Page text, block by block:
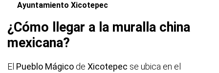
Ayuntamiento Xicotepec
¿Cómo llegar a la muralla china
mexicana?
El Pueblo Mágico de Xicotepec se ubica en el